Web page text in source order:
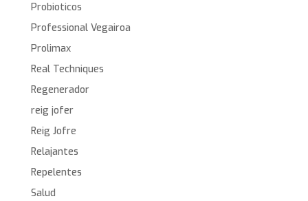
Probioticos
Professional Vegairoa
Prolimax
Real Techniques
Regenerador
reig jofer
Reig Jofre
Relajantes
Repelentes
Salud